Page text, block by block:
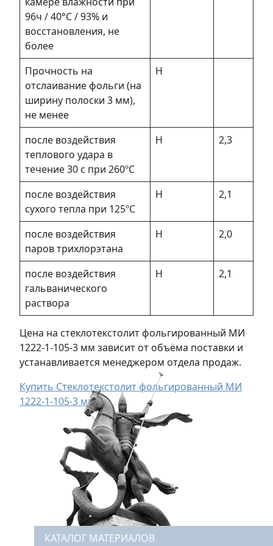
96ч / 40°С / 93% и
восстановления, не
более
Прочность на
отслаивание фольги (на
ширину полоски 3 мм),
не менее
Н
после воздействия
теплового удара в
течение 30 с при 260ºC
Н 2,3
после воздействия
сухого тепла при 125ºC
Н 2,1
после воздействия
паров трихлорэтана
Н 2,0
после воздействия
гальванического
раствора
Н 2,1
Цена на стеклотекстолит фольгированный МИ
1222-1-105-3 мм зависит от объёма поставки и
устанавливается менеджером отдела продаж.
Купить Стеклотекстолит фольгированный МИ
1222-1-105-3 мм
КАТАЛОГ МАТЕРИАЛОВ